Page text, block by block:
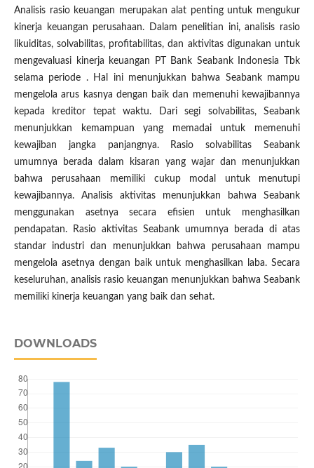
Analisis rasio keuangan merupakan alat penting untuk mengukur
kinerja keuangan perusahaan. Dalam penelitian ini, analisis rasio
likuiditas, solvabilitas, profitabilitas, dan aktivitas digunakan untuk
mengevaluasi kinerja keuangan PT Bank Seabank Indonesia Tbk
selama periode . Hal ini menunjukkan bahwa Seabank mampu
mengelola arus kasnya dengan baik dan memenuhi kewajibannya
kepada kreditor tepat waktu. Dari segi solvabilitas, Seabank
menunjukkan kemampuan yang memadai untuk memenuhi
kewajiban jangka panjangnya. Rasio solvabilitas Seabank
umumnya berada dalam kisaran yang wajar dan menunjukkan
bahwa perusahaan memiliki cukup modal untuk menutupi
kewajibannya. Analisis aktivitas menunjukkan bahwa Seabank
menggunakan asetnya secara efisien untuk menghasilkan
pendapatan. Rasio aktivitas Seabank umumnya berada di atas
standar industri dan menunjukkan bahwa perusahaan mampu
mengelola asetnya dengan baik untuk menghasilkan laba. Secara
keseluruhan, analisis rasio keuangan menunjukkan bahwa Seabank
memiliki kinerja keuangan yang baik dan sehat.
DOWNLOADS